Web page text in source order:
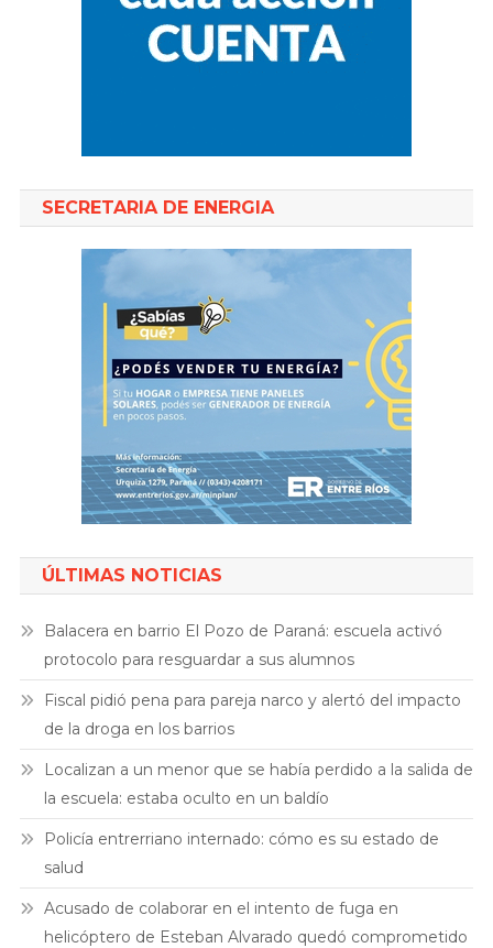
SECRETARIA DE ENERGIA
ÚLTIMAS NOTICIAS
Balacera en barrio El Pozo de Paraná: escuela activó
protocolo para resguardar a sus alumnos
Fiscal pidió pena para pareja narco y alertó del impacto
de la droga en los barrios
Localizan a un menor que se había perdido a la salida de
la escuela: estaba oculto en un baldío
Policía entrerriano internado: cómo es su estado de
salud
Acusado de colaborar en el intento de fuga en
helicóptero de Esteban Alvarado quedó comprometido